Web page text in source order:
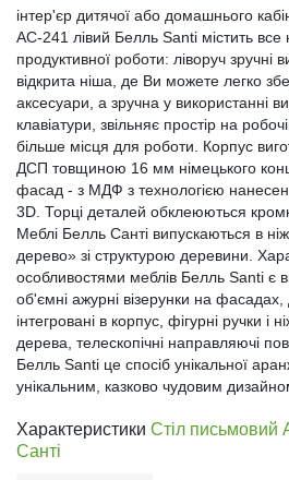
інтер'єр дитячої або домашнього
АС-241 лівий Белль Santi містить все
продуктивної роботи: ліворуч зручні
відкрита ніша, де Ви можете легко
аксесуари, а зручна у використанні
клавіатури, звільняє простір на
більше місця для роботи. Корпус
ДСП товщиною 16 мм німецького
фасад - з МДФ з технологією
3D. Торці деталей обклеюються
Меблі Белль Санті випускаються в
дерево» зі структурою деревини.
особливостями меблів Белль Santi є
об'ємні ажурні візерунки на фасадах,
інтегровані в корпус, фігурні ручки і
дерева, телескопічні направляючі
Белль Santi це спосіб унікальної
унікальним, казково чудовим
Характеристики Стіл письмовий
Санті